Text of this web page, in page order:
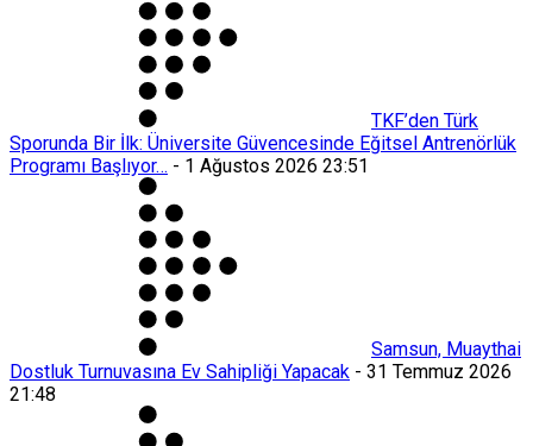
TKF’den Türk
Sporunda Bir İlk: Üniversite Güvencesinde Eğitsel Antrenörlük
Programı Başlıyor… - 1 Ağustos 2026 23:51
Samsun, Muaythai
Dostluk Turnuvasına Ev Sahipliği Yapacak - 31 Temmuz 2026
21:48